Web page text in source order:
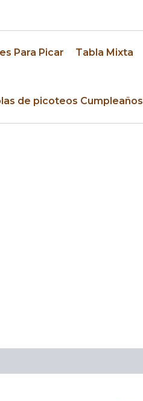
Para Picar Tabla Mixta
de picoteos Cumpleaños